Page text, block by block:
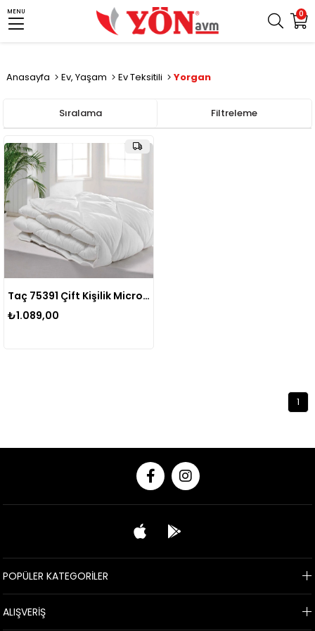
0
MENU
Anasayfa Ev, Yaşam Ev Teksitili Yorgan
Filtreleme
Sıralama
Taç 75391 Çift Kişilik Microfiber Yorgan
₺1.089,00
1
POPÜLER KATEGORİLER
ALIŞVERİŞ